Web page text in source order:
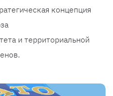
концепция
и территориальной